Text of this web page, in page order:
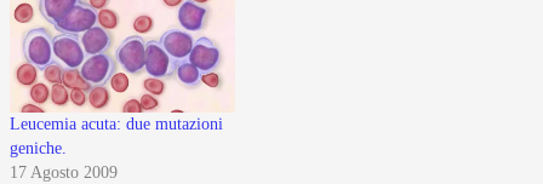
Leucemia acuta: due mutazioni
geniche.
17 Agosto 2009